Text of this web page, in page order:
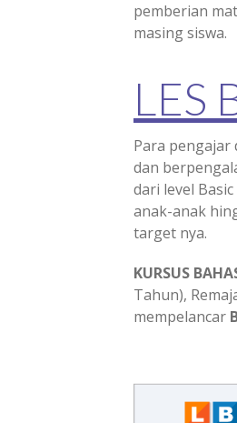
pemberian
masing siswa.
LES
Para pengajar
dan
dari level
anak-anak
target nya.
KURSUS
Tahun),
mempelancar